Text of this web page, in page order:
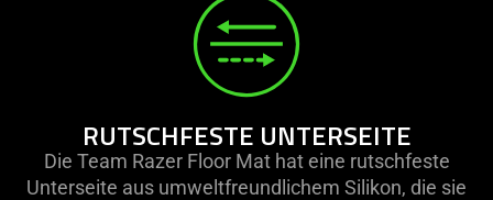
RUTSCHFESTE UNTERSEITE
Die Team Razer Floor Mat hat eine rutschfeste
Unterseite aus umweltfreundlichem Silikon, die sie